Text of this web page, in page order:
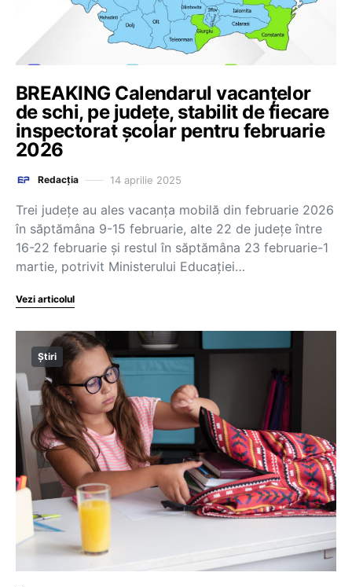
BREAKING Calendarul vacanțelor
de schi, pe județe, stabilit de fiecare
inspectorat școlar pentru februarie
2026
Redacția 14 aprilie 2025
Trei județe au ales vacanța mobilă din februarie 2026
în săptămâna 9-15 februarie, alte 22 de județe între
16-22 februarie și restul în săptămâna 23 februarie-1
martie, potrivit Ministerului Educației…
Vezi articolul
Știri